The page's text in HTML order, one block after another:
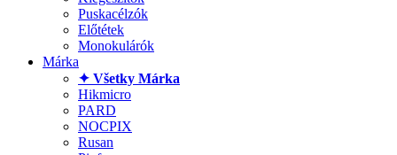
Puskacélzók
Előtétek
Monokulárók
Márka
✦ Všetky Márka
Hikmicro
PARD
NOCPIX
Rusan